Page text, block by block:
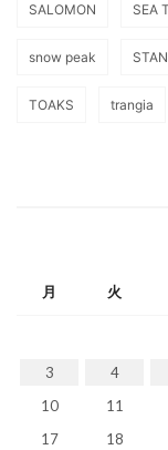
SALOMON SEA
snow peak
TOAKS trangia
月 火
3
4
10
11
17
18